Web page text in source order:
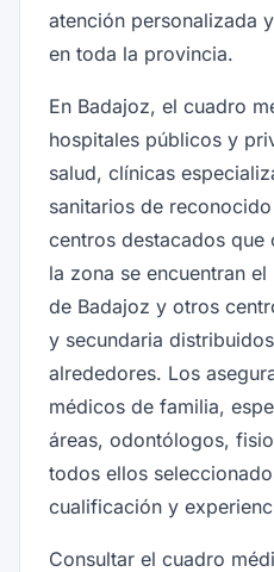
atención personalizada
en toda la provincia.
En Badajoz, el cuadro
hospitales públicos y
salud, clínicas
sanitarios de
centros destacados que
la zona se encuentran
de Badajoz y otros
y secundaria
alrededores. Los
médicos de familia,
áreas, odontólogos,
todos ellos
cualificación y
Consultar el cuadro